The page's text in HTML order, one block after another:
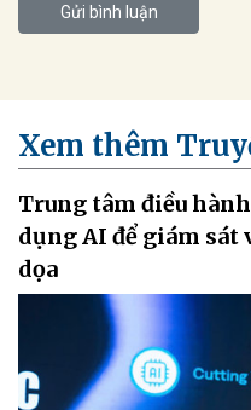
Gửi bình luận
Xem thêm
Trung tâm điều
dụng AI để giám sát
dọa